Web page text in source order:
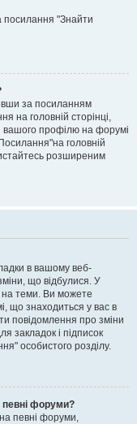
посилання "Знайти
за посиланням
на головній сторінці,
вашого профілю на форумі
головній
розширеним
в вашому веб-
що відбулися. У
на теми. Ви можете
що знаходиться у вас в
повідомлення про зміни
закладок і підписок
особистого розділу.
певні форуми?
певні форуми,